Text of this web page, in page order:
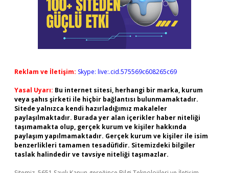
Reklam ve İletişim: Skype: live:.cid.575569c608265c69
Yasal Uyarı: Bu internet sitesi, herhangi bir marka, kurum
veya şahıs şirketi ile hiçbir bağlantısı bulunmamaktadır.
Sitede yalnızca kendi hazırladığımız makaleler
paylaşılmaktadır. Burada yer alan içerikler haber niteliği
taşımamakta olup, gerçek kurum ve kişiler hakkında
paylaşım yapılmamaktadır. Gerçek kurum ve kişiler ile isim
benzerlikleri tamamen tesadüfidir. Sitemizdeki bilgiler
taslak halindedir ve tavsiye niteliği taşımazlar.